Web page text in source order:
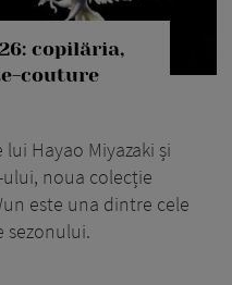
copilăria,
couture
Hayao Miyazaki și
noua colecție
este una dintre cele
sezonului.